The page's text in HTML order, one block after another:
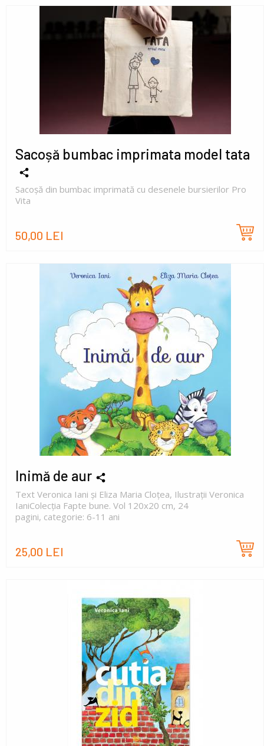
Sacoșă bumbac imprimata model tata
Sacoșă din bumbac imprimată cu desenele bursierilor Pro
Vita
50,00 LEI
Inimă de aur
Text Veronica Iani și Eliza Maria Cloțea, Ilustrații Veronica
IaniColecția Fapte bune. Vol 120x20 cm, 24
pagini, categorie: 6-11 ani
25,00 LEI